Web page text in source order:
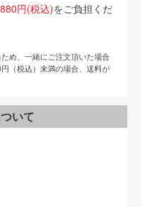
880円(税込)をご負担くだ
め、一緒にご注文頂いた場合
（税込）未満の場合、送料が
いて